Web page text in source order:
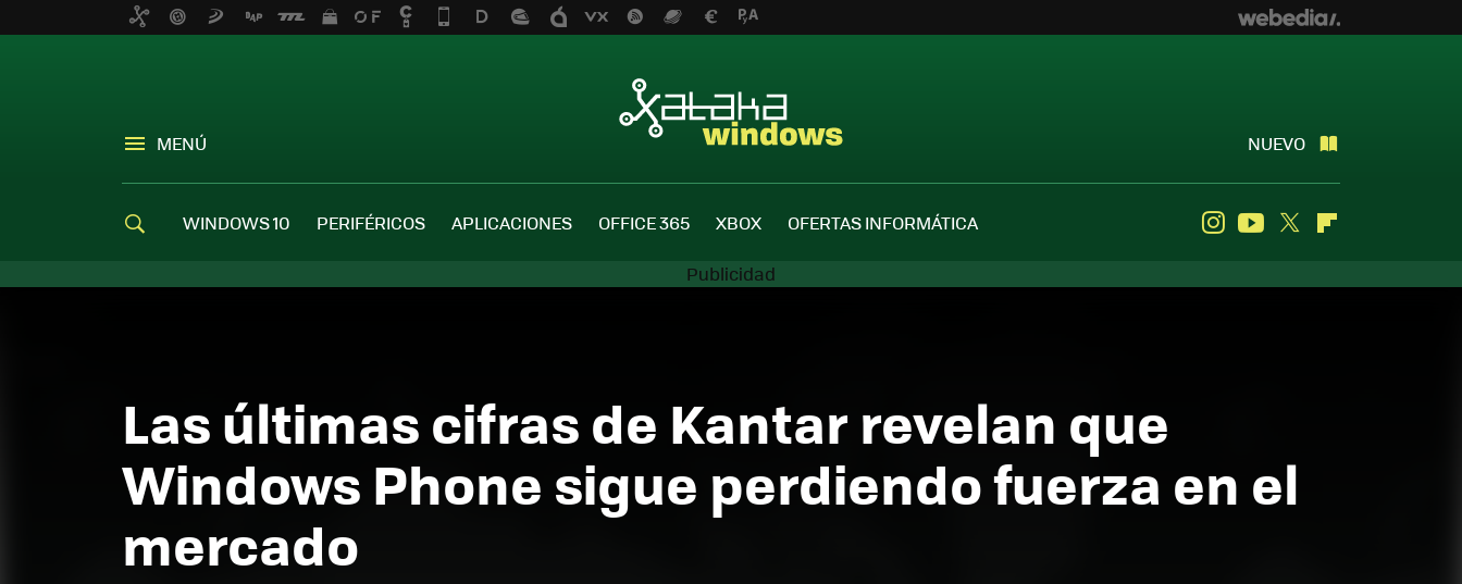
MENÚ NUEVO
WINDOWS 10 PERIFÉRICOS APLICACIONES OFFICE 365 XBOX OFERTAS INFORMÁTICA InstagramYoutube
Twitter
Las últimas cifras de Kantar revelan que
Windows Phone sigue perdiendo fuerza en el
mercado